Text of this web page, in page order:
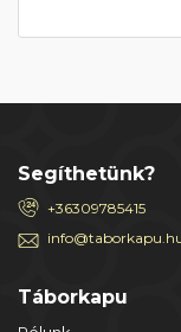
Segíthetünk?
+36309785415
Táborkapu